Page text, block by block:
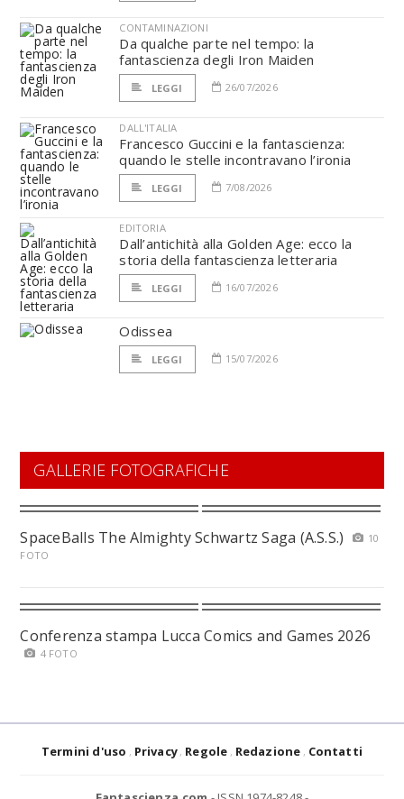
CONTAMINAZIONI
Da qualche parte nel tempo: la
fantascienza degli Iron Maiden
LEGGI 26/07/2026
DALL'ITALIA
Francesco Guccini e la fantascienza:
quando le stelle incontravano l’ironia
LEGGI 7/08/2026
EDITORIA
Dall’antichità alla Golden Age: ecco la
storia della fantascienza letteraria
LEGGI 16/07/2026
Odissea
LEGGI 15/07/2026
GALLERIE FOTOGRAFICHE
SpaceBalls The Almighty Schwartz Saga (A.S.S.)
10
FOTO
Conferenza stampa Lucca Comics and Games 2026
4 FOTO
Termini d'uso Privacy Regole Redazione Contatti